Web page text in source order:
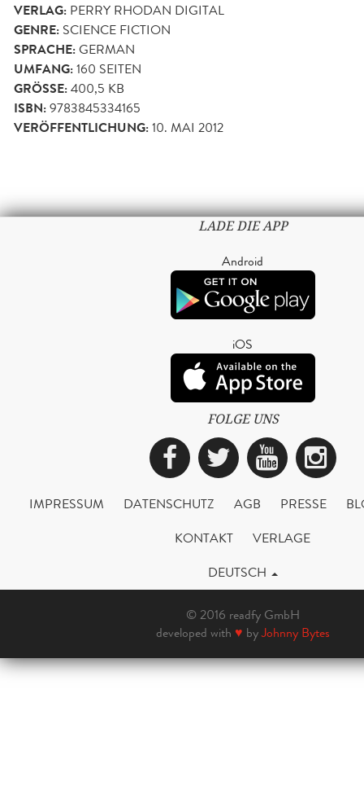
VERLAG: PERRY RHODAN DIGITAL
GENRE: SCIENCE FICTION
SPRACHE:GERMAN
UMFANG:160 SEITEN
GRÖSSE: 400,5 KB
ISBN:9783845334165
VERÖFFENTLICHUNG:10. MAI 2012
LADE DIE APP
Android
iOS
FOLGE UNS
Facebook
Twitter
IMPRESSUM DATENSCHUTZ AGB PRESSE
KONTAKT
VERLAGE
DEUTSCH
© 2016 readfy GmbH
developed with ♥ byJohnny Bytes